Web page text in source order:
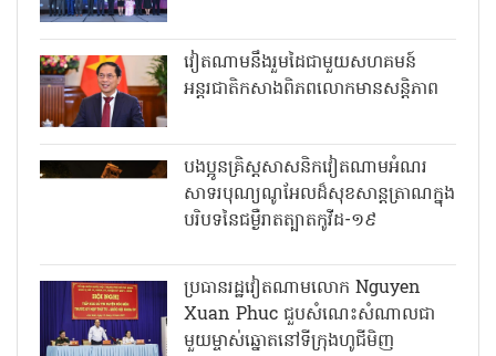
វៀតណាមនឹងរួមដៃជាមួយសហគមន៍
អន្តរជាតិកសាងពិភពលោកមានសន្តិភាព
បងប្អូនគ្រិស្តសាសនិកវៀតណាមអំណរ
សាទរបុណ្យណូអែលដ៏សុខសាន្តត្រាណក្នុង
បរិបទនៃជម្ងឺរាតត្បាតកូវីដ-១៩
ប្រធានរដ្ឋវៀតណាមលោក Nguyen
Xuan Phuc ជួបសំណេះសំណាលជា
មួយម្ចាស់ឆ្នោតនៅទីក្រុងហូជីមិញ